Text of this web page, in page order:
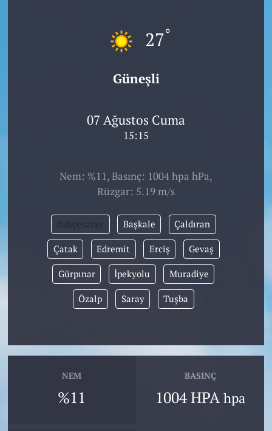
27°
Güneşli
07 Ağustos Cuma
15:15
Nem: %11, Basınç: 1004 hpa hPa,
Rüzgar: 5.19 m/s
Bahçesaray Başkale Çaldıran
Çatak Edremit Erciş Gevaş
Gürpınar İpekyolu Muradiye
Özalp Saray Tuşba
NEM
%11
BASINÇ
1004 HPA hpa